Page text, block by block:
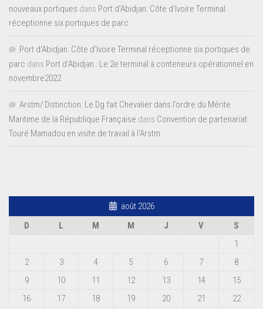
nouveaux portiques dans Port d’Abidjan: Côte d’Ivoire Terminal
réceptionne six portiques de parc
Port d'Abidjan: Côte d’Ivoire Terminal réceptionne six portiques de
parc dans Port d’Abidjan : Le 2e terminal à conteneurs opérationnel en
novembre2022
Arstm/ Distinction: Le Dg fait Chevalier dans l’ordre du Mérite
Maritime de la République Française dans Convention de partenariat:
Touré Mamadou en visite de travail à l’Arstm
août 2026
D
L M M J V
S
1
2
3 4 5 6 7
8
9
10 11 12 13 14
15
16
17 18 19 20 21
22